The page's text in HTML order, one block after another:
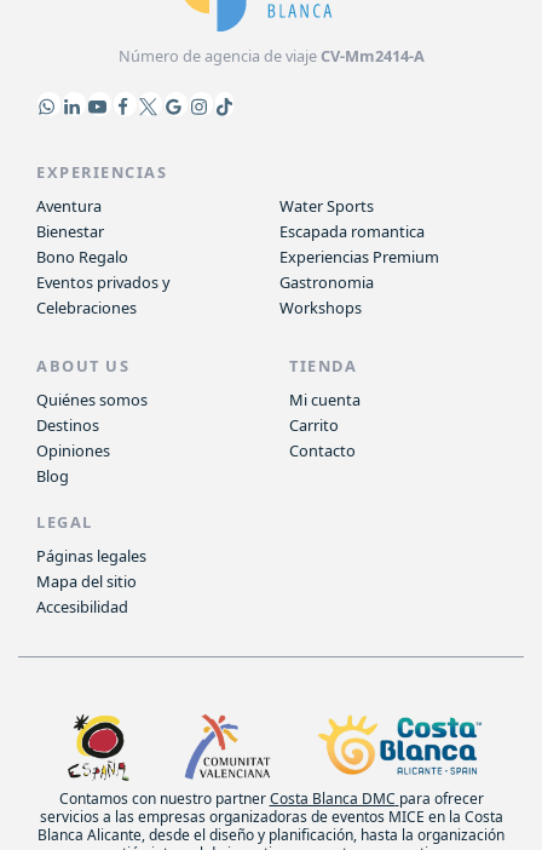
Número de agencia de viajeCV-Mm2414-A
EXPERIENCIAS
Aventura
Bienestar
Bono Regalo
Eventos privados y
Celebraciones
Water Sports
Escapada romantica
Experiencias Premium
Gastronomia
Workshops
ABOUT US
Quiénes somos
Destinos
Opiniones
Blog
TIENDA
Mi cuenta
Carrito
Contacto
LEGAL
Páginas legales
Mapa del sitio
Accesibilidad
Contamos con nuestro partnerCosta Blanca DMC para ofrecer
servicios a las empresas organizadoras de eventos MICE en la Costa
Blanca Alicante, desde el diseño y planificación, hasta la organización